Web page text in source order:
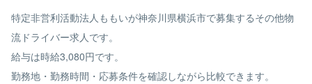
特定非営利活動法人ももいが神奈川県横浜市で募集するその他物
流ドライバー求人です。
給与は時給3,080円です。
勤務地・勤務時間・応募条件を確認しながら比較できます。